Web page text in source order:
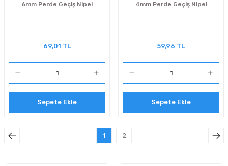
6mm Perde Geçiş Nipel
69,01 TL
Sepete Ekle
4mm Perde Geçiş Nipel
59,96 TL
Sepete Ekle
1 2